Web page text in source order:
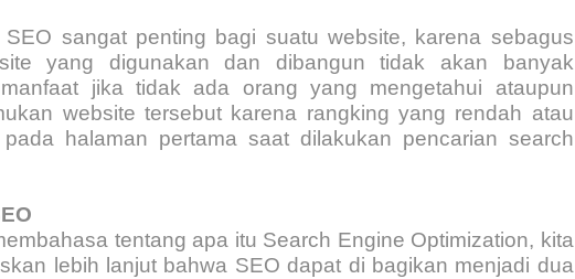
SEO sangat penting bagi suatu website, karena sebagus
yang digunakan dan dibangun tidak akan banyak
jika tidak ada orang yang mengetahui ataupun
website tersebut karena rangking yang rendah atau
halaman pertama saat dilakukan pencarian search
tentang apa itu Search Engine Optimization, kita
lebih lanjut bahwa SEO dapat di bagikan menjadi dua